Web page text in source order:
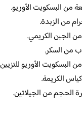
من البسكويت الأوريو.
من الزبدة.
الجبن الكريمي.
من السكر.
البسكويت الأوريو
الكريمة.
الحجم من الجيلاتين.